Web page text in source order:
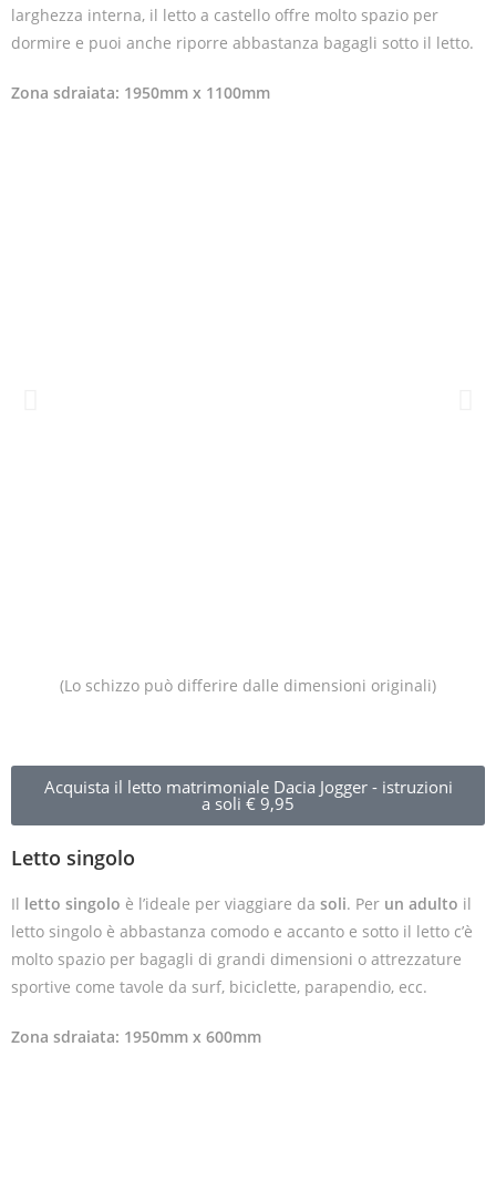
(Lo schizzo può differire dalle dimensioni originali)
Acquista il letto matrimoniale Dacia Jogger - istruzioni
a soli € 9,95
larghezza interna, il letto a castello offre molto spazio per
dormire e puoi anche riporre abbastanza bagagli sotto il letto.
Zona sdraiata: 1950mm x 1100mm
Letto singolo
Il letto singolo è l’ideale per viaggiare da soli. Per un adulto il
letto singolo è abbastanza comodo e accanto e sotto il letto c’è
molto spazio per bagagli di grandi dimensioni o attrezzature
sportive come tavole da surf, biciclette, parapendio, ecc.
Zona sdraiata: 1950mm x 600mm